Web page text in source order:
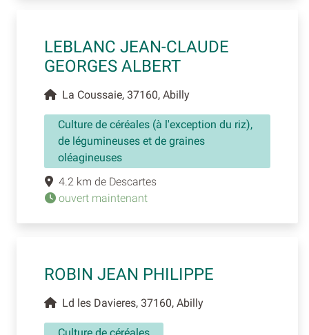
LEBLANC JEAN-CLAUDE
GEORGES ALBERT
La Coussaie, 37160, Abilly
Culture de céréales (à l'exception du riz),
de légumineuses et de graines
oléagineuses
4.2 km de Descartes
ouvert maintenant
ROBIN JEAN PHILIPPE
Ld les Davieres, 37160, Abilly